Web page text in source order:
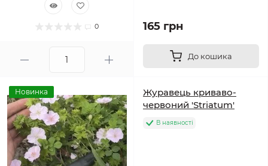
0 165 грн
До кошика
Новинка
Журавець криваво-
червоний 'Striatum'
В наявності